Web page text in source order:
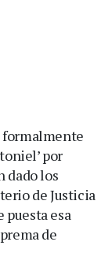
formalmente
por
dado los
de Justicia
puesta esa
de